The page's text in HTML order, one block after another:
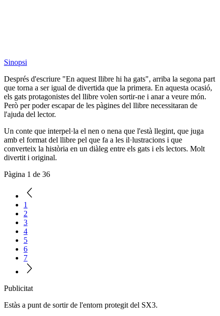
Sinopsi
Després d'escriure "En aquest llibre hi ha gats", arriba la segona part
que torna a ser igual de divertida que la primera. En aquesta ocasió,
els gats protagonistes del llibre volen sortir-ne i anar a veure món.
Però per poder escapar de les pàgines del llibre necessitaran de
l'ajuda del lector.
Un conte que interpel·la el nen o nena que l'està llegint, que juga
amb el format del llibre pel que fa a les il·lustracions i que
converteix la història en un diàleg entre els gats i els lectors. Molt
divertit i original.
Pàgina 1 de 36
1
2
3
4
5
6
7
Publicitat
Estàs a punt de sortir de l'entorn protegit del SX3.